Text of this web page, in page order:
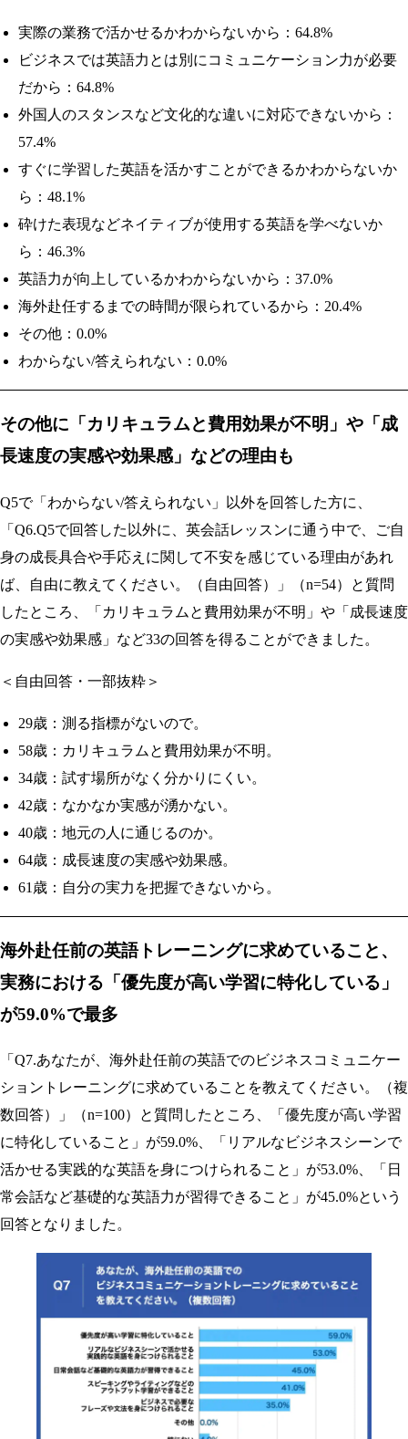
実際の業務で活かせるかわからないから：64.8%
ビジネスでは英語力とは別にコミュニケーション力が必要
だから：64.8%
外国人のスタンスなど文化的な違いに対応できないから：
57.4%
すぐに学習した英語を活かすことができるかわからないか
ら：48.1%
砕けた表現などネイティブが使用する英語を学べないか
ら：46.3%
英語力が向上しているかわからないから：37.0%
海外赴任するまでの時間が限られているから：20.4%
その他：0.0%
わからない/答えられない：0.0%
その他に「カリキュラムと費用効果が不明」や「成
長速度の実感や効果感」などの理由も
Q5で「わからない/答えられない」以外を回答した方に、
「Q6.Q5で回答した以外に、英会話レッスンに通う中で、ご自
身の成長具合や手応えに関して不安を感じている理由があれ
ば、自由に教えてください。（自由回答）」（n=54）と質問
したところ、「カリキュラムと費用効果が不明」や「成長速度
の実感や効果感」など33の回答を得ることができました。
＜自由回答・一部抜粋＞
29歳：測る指標がないので。
58歳：カリキュラムと費用効果が不明。
34歳：試す場所がなく分かりにくい。
42歳：なかなか実感が湧かない。
40歳：地元の人に通じるのか。
64歳：成長速度の実感や効果感。
61歳：自分の実力を把握できないから。
海外赴任前の英語トレーニングに求めていること、
実務における「優先度が高い学習に特化している」
が59.0%で最多
「Q7.あなたが、海外赴任前の英語でのビジネスコミュニケー
ショントレーニングに求めていることを教えてください。（複
数回答）」（n=100）と質問したところ、「優先度が高い学習
に特化していること」が59.0%、「リアルなビジネスシーンで
活かせる実践的な英語を身につけられること」が53.0%、「日
常会話など基礎的な英語力が習得できること」が45.0%という
回答となりました。